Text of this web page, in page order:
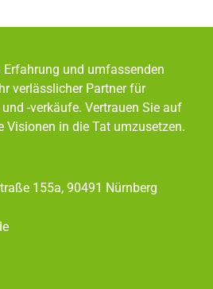
und umfassenden
verlässlicher Partner für
-verkäufe. Vertrauen Sie auf
Visionen in die Tat umzusetzen.
155a, 90491 Nürnberg